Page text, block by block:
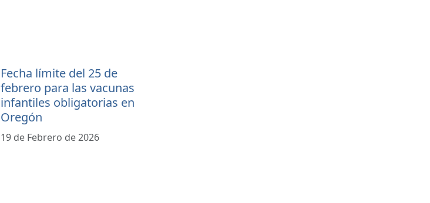
Fecha límite del 25 de
febrero para las vacunas
infantiles obligatorias en
Oregón
19 de Febrero de 2026